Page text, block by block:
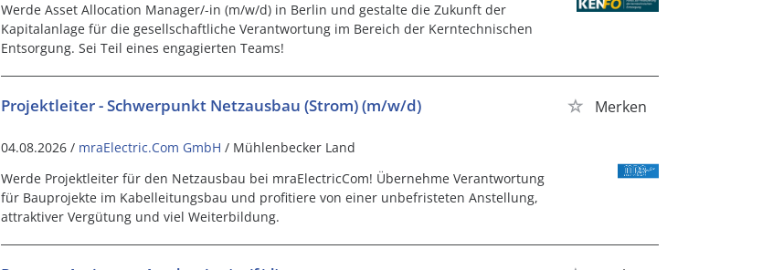
Werde Asset Allocation Manager/-in (m/w/d) in Berlin und gestalte die Zukunft der
Kapitalanlage für die gesellschaftliche Verantwortung im Bereich der Kerntechnischen
Entsorgung. Sei Teil eines engagierten Teams!
Projektleiter - Schwerpunkt Netzausbau (Strom) (m/w/d) Merken
04.08.2026 / mraElectric.Com GmbH / Mühlenbecker Land
Werde Projektleiter für den Netzausbau bei mraElectricCom! Übernehme Verantwortung
für Bauprojekte im Kabelleitungsbau und profitiere von einer unbefristeten Anstellung,
attraktiver Vergütung und viel Weiterbildung.